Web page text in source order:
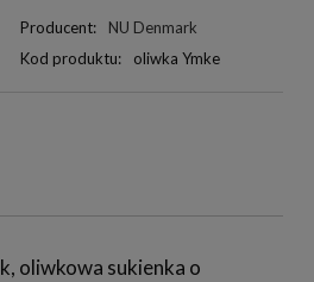
Producent:
NU Denmark
Kod produktu:
oliwka Ymke
oliwkowa sukienka o